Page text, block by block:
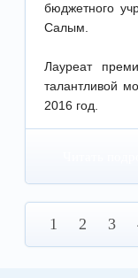
бюджетного
Салым.
Лауреат
талантливой
2016 год.
1 2 3